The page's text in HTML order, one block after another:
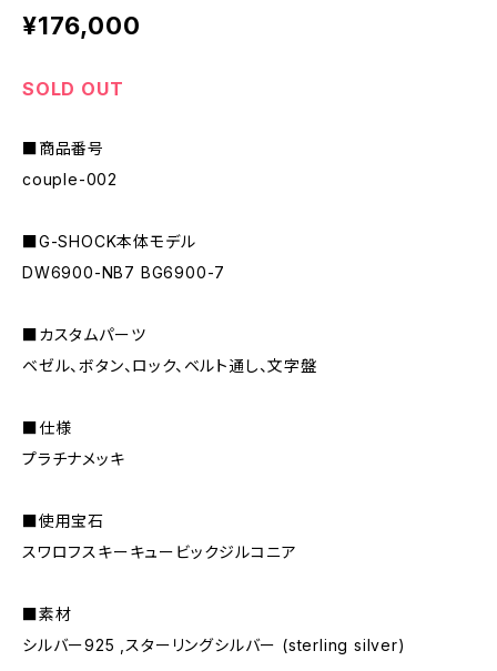
¥176,000
SOLD OUT
■商品番号
couple-002
■G-SHOCK本体モデル
DW6900-NB7 BG6900-7
■カスタムパーツ
ベゼル、ボタン、ロック、ベルト通し、文字盤
■仕様
プラチナメッキ
■使用宝石
スワロフスキーキュービックジルコニア
■素材
シルバー925 ,スターリングシルバー (sterling silver)